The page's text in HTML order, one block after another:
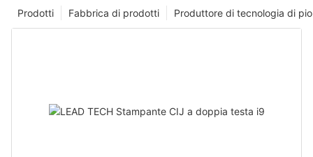
Produttore di tecnologia di
Fabbrica di prodotti
Prodotti